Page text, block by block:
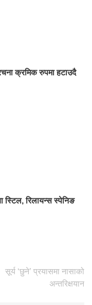
क्रमिक रुपमा हटाउदै
स्टिल, रिलायन्स स्पेनिङ
सूर्य ‘छुने’ प्रयासमा नासाको
अन्तरिक्षयान